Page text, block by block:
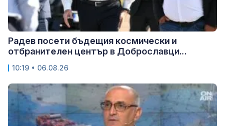
Радев посети бъдещия космически и
отбранителен център в Доброславци...
10:19 • 06.08.26